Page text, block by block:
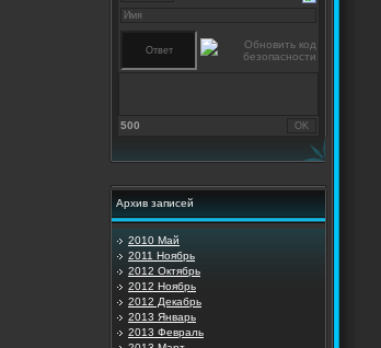
500
Архив записей
2010 Май
2011 Ноябрь
2012 Октябрь
2012 Ноябрь
2012 Декабрь
2013 Январь
2013 Февраль